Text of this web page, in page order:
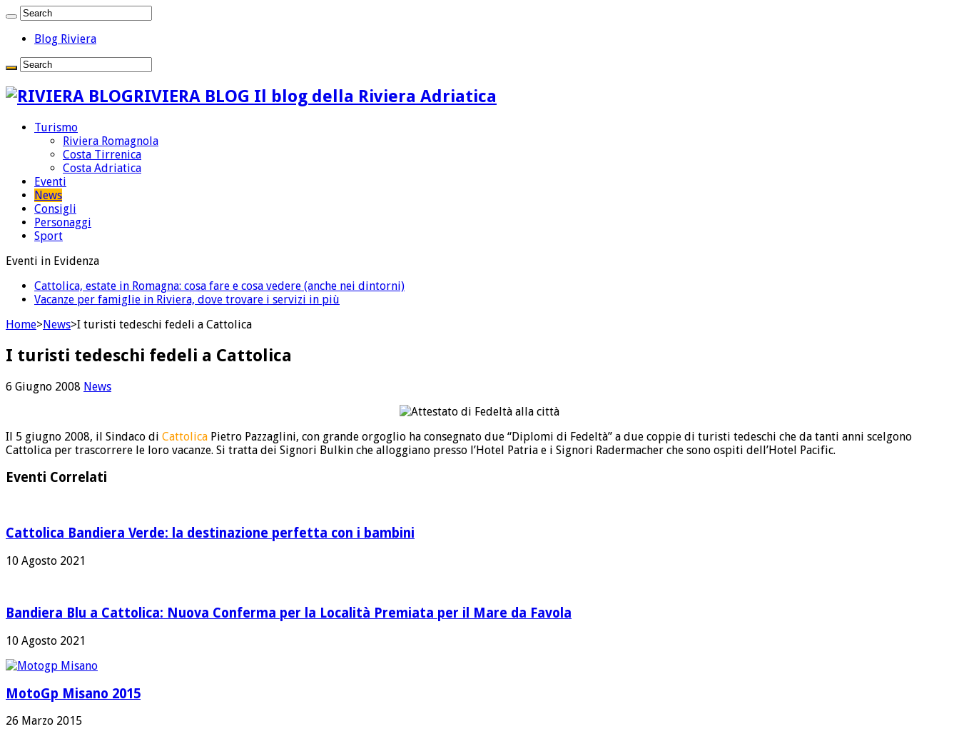
Blog Riviera
RIVIERA BLOG Il blog della Riviera Adriatica
Turismo
Riviera Romagnola
Costa Tirrenica
Costa Adriatica
Eventi
News
Consigli
Personaggi
Sport
Eventi in Evidenza
Cattolica, estate in Romagna: cosa fare e cosa vedere (anche nei dintorni)
Vacanze per famiglie in Riviera, dove trovare i servizi in più
Home>News>I turisti tedeschi fedeli a Cattolica
I turisti tedeschi fedeli a Cattolica
6 Giugno 2008 News
Il 5 giugno 2008, il Sindaco di Cattolica Pietro Pazzaglini, con grande orgoglio ha consegnato due “Diplomi di Fedeltà” a due coppie di turisti tedeschi che da tanti anni scelgono
Cattolica per trascorrere le loro vacanze. Si tratta dei Signori Bulkin che alloggiano presso l’Hotel Patria e i Signori Radermacher che sono ospiti dell’Hotel Pacific.
Eventi Correlati
Cattolica Bandiera Verde: la destinazione perfetta con i bambini
10 Agosto 2021
Bandiera Blu a Cattolica: Nuova Conferma per la Località Premiata per il Mare da Favola
10 Agosto 2021
MotoGp Misano 2015
26 Marzo 2015